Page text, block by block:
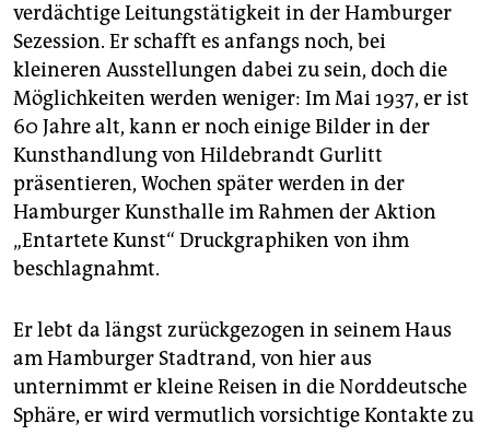
verdächtige Leitungstätigkeit in der Hamburger
Sezession. Er schafft es anfangs noch, bei
kleineren Ausstellungen dabei zu sein, doch die
Möglichkeiten werden weniger: Im Mai 1937, er ist
60 Jahre alt, kann er noch einige Bilder in der
Kunsthandlung von Hildebrandt Gurlitt
präsentieren, Wochen später werden in der
Hamburger Kunsthalle im Rahmen der Aktion
„Entartete Kunst“ Druckgraphiken von ihm
beschlagnahmt.
Er lebt da längst zurückgezogen in seinem Haus
am Hamburger Stadtrand, von hier aus
unternimmt er kleine Reisen in die Norddeutsche
Sphäre, er wird vermutlich vorsichtige Kontakte zu